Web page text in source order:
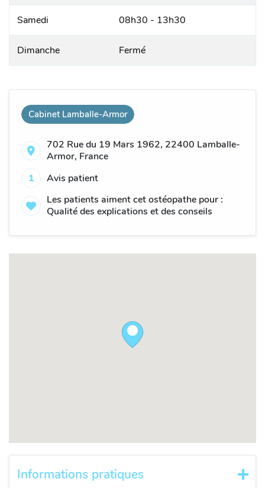
Cabinet Lamballe-Armor
702 Rue du 19 Mars 1962, 22400 Lamballe-
Armor, France
1
Avis patient
Les patients aiment cet ostéopathe pour :
Qualité des explications et des conseils
Informations pratiques
Samedi 08h30 - 13h30
Dimanche Fermé